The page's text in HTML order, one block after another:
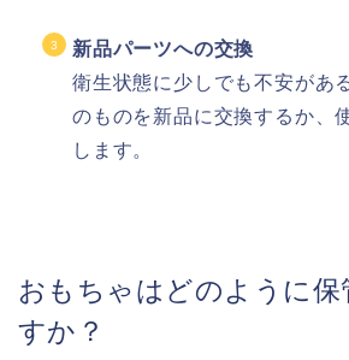
新品パーツへの交換
衛生状態に少しでも不安があ
のものを新品に交換するか、
します。
おもちゃはどのように保
すか？